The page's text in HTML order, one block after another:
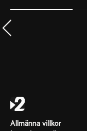
Allmänna villkor